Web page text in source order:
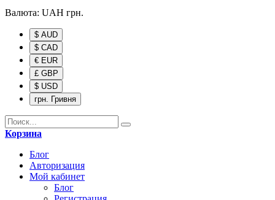
Валюта: UAH грн.
$ AUD
$ CAD
€ EUR
£ GBP
$ USD
грн. Гривня
Корзина
Блог
Авторизация
Мой кабинет
Блог